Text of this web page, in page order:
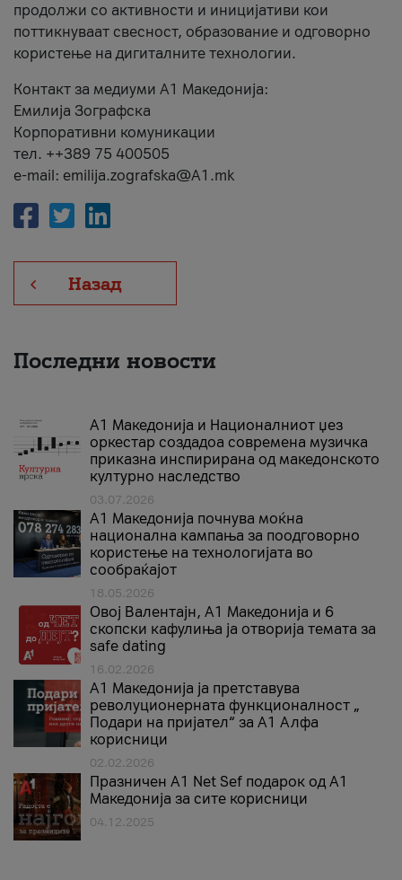
продолжи со активности и иницијативи кои
поттикнуваат свесност, образование и одговорно
користење на дигиталните технологии.
Контакт за медиуми А1 Македонија:
Емилија Зографска
Корпоративни комуникации
тел. ++389 75 400505
e-mail: emilija.zografska@A1.mk
Назад
Последни новости
А1 Македонија и Националниот џез
оркестар создадоа современа музичка
приказна инспирирана од македонското
културно наследство
03.07.2026
A1 Македонија почнува моќна
национална кампања за поодговорно
користење на технологијата во
сообраќајот
18.05.2026
Овој Валентајн, A1 Македонија и 6
скопски кафулиња ја отворија темата за
safe dating
16.02.2026
А1 Македонија ја претставува
револуционерната функционалност „
Подари на пријател“ за А1 Алфа
корисници
02.02.2026
Празничен A1 Net Sеf подарок од А1
Македонија за сите корисници
04.12.2025